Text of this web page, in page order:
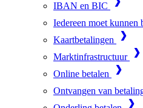
IBAN en BIC
Iedereen moet kunnen
Kaartbetalingen
Marktinfrastructuur
Online betalen
Ontvangen van